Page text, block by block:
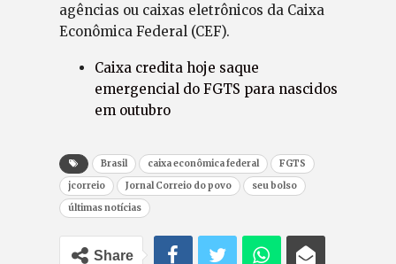
agências ou caixas eletrônicos da Caixa
Econômica Federal (CEF).
Caixa credita hoje saque
emergencial do FGTS para nascidos
em outubro
Brasil caixa econômica federal
FGTS
jcorreio
Jornal Correio do povo
seu bolso
últimas notícias
Share